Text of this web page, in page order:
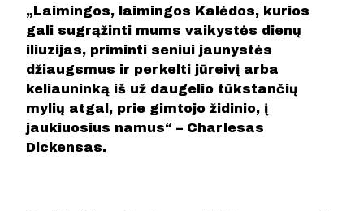
„Laimingos, laimingos Kalėdos, kurios
gali sugrąžinti mums vaikystės dienų
iliuzijas, priminti seniui jaunystės
džiaugsmus ir perkelti jūreivį arba
keliauninką iš už daugelio tūkstančių
mylių atgal, prie gimtojo židinio, į
jaukiuosius namus“ – Charlesas
Dickensas.